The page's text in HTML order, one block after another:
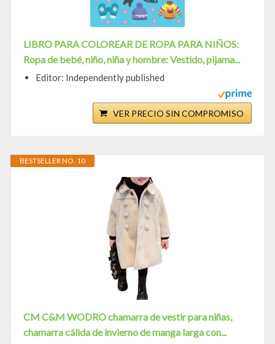
LIBRO PARA COLOREAR DE ROPA PARA NIÑOS:
Ropa de bebé, niño, niña y hombre: Vestido, pijama...
Editor: Independently published
VER PRECIO SIN COMPROMISO
BESTSELLER NO. 10
CM C&M WODRO chamarra de vestir para niñas,
chamarra cálida de invierno de manga larga con...